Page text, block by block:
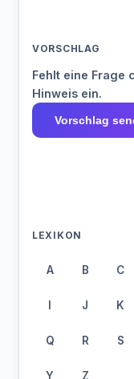
VORSCHLAG
Fehlt eine Frage
Hinweis ein.
LEXIKON
A B C
I J K
Q R S
Y Z